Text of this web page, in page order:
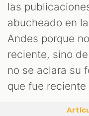
las
abucheado en
Andes porque
reciente, sino
no se aclara su
que fue